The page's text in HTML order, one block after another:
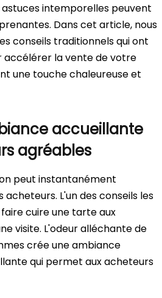
intemporelles peuvent
Dans cet article, nous
conseils traditionnels qui ont
accélérer la vente de votre
une touche chaleureuse et
accueillante
agréables
peut instantanément
L'un des conseils les
cuire une tarte aux
visite. L'odeur alléchante de
crée une ambiance
qui permet aux acheteurs